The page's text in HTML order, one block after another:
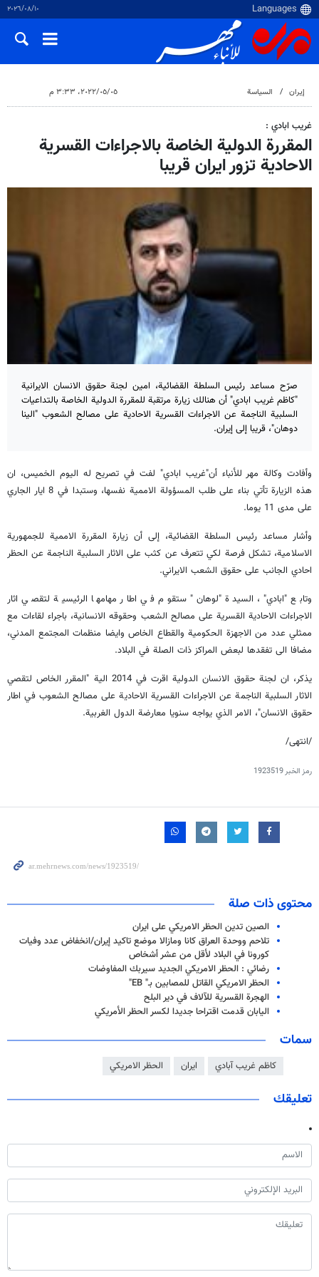
١٠‏/٠٨‏/٢٠٢٦
إيران السياسة ٠٥‏/٠٥‏/٢٠٢٢، ٣:٣٣ م
غريب ابادي :
المقررة الدولية الخاصة بالاجراءات القسرية
الاحادية تزور ايران قريبا
صرّح مساعد رئيس السلطة القضائية، امين لجنة حقوق الانسان الايرانية
"كاظم غريب ابادي" أن هنالك زيارة مرتقبة للمقررة الدولية الخاصة بالتداعيات
السلبية الناجمة عن الاجراءات القسرية الاحادية على مصالح الشعوب "الينا
دوهان"، قريبا إلى إيران.
وأفادت وكالة مهر للأنباء أن"غريب ابادي" لفت في تصريح له اليوم الخميس، ان
هذه الزيارة تأتي بناء على طلب المسؤولة الاممية نفسها، وستبدا في 8 ايار الجاري
على مدى 11 يوما.
وأشار مساعد رئيس السلطة القضائية، إلى أن زيارة المقررة الاممية للجمهورية
الاسلامية، تشكل فرصة لكي تتعرف عن كثب على الاثار السلبية الناجمة عن الحظر
احادي الجانب على حقوق الشعب الايراني.
وتابع "ابادي"، السيدة "لوهان" ستقوم في اطار مهامها الرئيسية لتقصي اثار
الاجراءات الاحادية القسرية على مصالح الشعب وحقوقه الانسانية، باجراء لقاءات مع
ممثلي عدد من الاجهزة الحكومية والقطاع الخاص وايضا منظمات المجتمع المدني،
مضافا الى تفقدها لبعض المراكز ذات الصلة في البلاد.
يذكر، ان لجنة حقوق الانسان الدولية اقرت في 2014 الية "المقرر الخاص لتقصي
الاثار السلبية الناجمة عن الاجراءات القسرية الاحادية على مصالح الشعوب في اطار
حقوق الانسان"، الامر الذي يواجه سنويا معارضة الدول الغربية.
/انتهى/
رمز الخبر1923519
محتوى ذات صلة
الصين تدين الحظر الامريكي على ايران
تلاحم ووحدة العراق كانا ومازالا موضع تاكيد إيران/انخفاض عدد وفيات
كورونا في البلاد لأقل من عشر أشخاص
رضائي : الحظر الامريكي الجديد سيربك المفاوضات
الحظر الامریکي القاتل للمصابین بـ" EB"
الهجرة القسرية للآلاف في دير البلح
اليابان قدمت اقتراحا جديدا لكسر الحظر الأمريكي
سمات
كاظم غريب آبادي ايران الحظر الامريكي
تعليقك